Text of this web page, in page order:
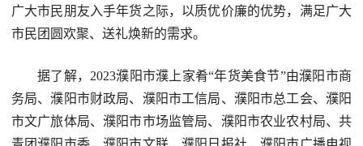
广大市民朋友入手年货之际，以质优价廉的优势，满足广大
市民团圆欢聚、送礼焕新的需求。
据了解，2023濮阳市濮上家肴“年货美食节”由濮阳市商
务局、濮阳市财政局、濮阳市工信局、濮阳市总工会、濮阳
市文广旅体局、濮阳市市场监管局、濮阳市农业农村局、共